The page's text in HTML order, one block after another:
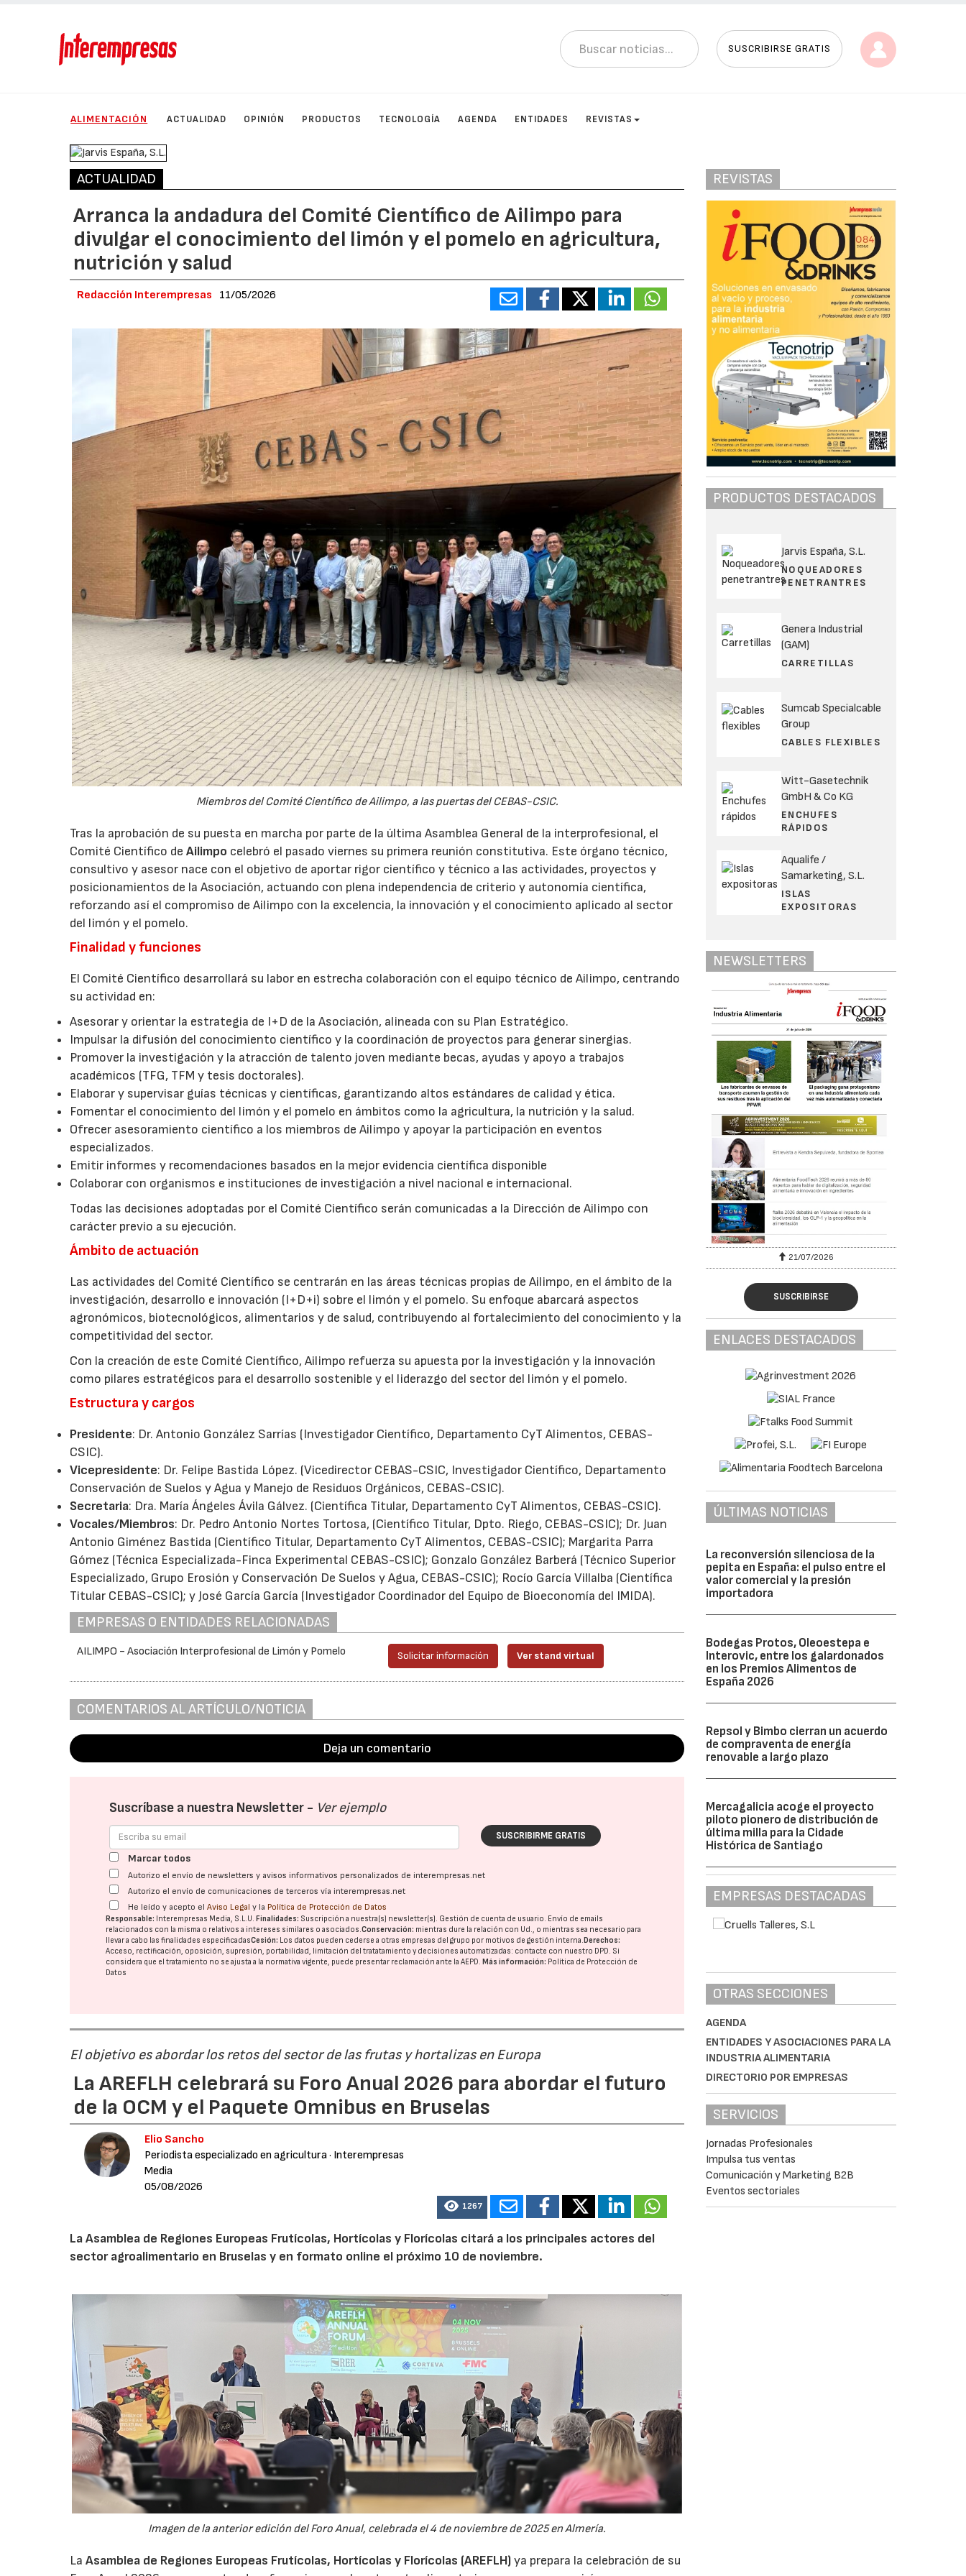
SUSCRIBIRSE GRATIS
ALIMENTACIÓN ACTUALIDAD OPINIÓN PRODUCTOS TECNOLOGÍA AGENDA ENTIDADES REVISTAS
ACTUALIDAD
Arranca la andadura del Comité Científico de Ailimpo para
divulgar el conocimiento del limón y el pomelo en agricultura,
nutrición y salud
Redacción Interempresas 11/05/2026
Miembros del Comité Científico de Ailimpo, a las puertas del CEBAS-CSIC.
Tras la aprobación de su puesta en marcha por parte de la última Asamblea General de la interprofesional, el
Comité Científico deAilimpo celebró el pasado viernes su primera reunión constitutiva. Este órgano técnico,
consultivo y asesor nace con el objetivo de aportar rigor científico y técnico a las actividades, proyectos y
posicionamientos de la Asociación, actuando con plena independencia de criterio y autonomía científica,
reforzando así el compromiso de Ailimpo con la excelencia, la innovación y el conocimiento aplicado al sector
del limón y el pomelo.
Finalidad y funciones
El Comité Científico desarrollará su labor en estrecha colaboración con el equipo técnico de Ailimpo, centrando
su actividad en:
Asesorar y orientar la estrategia de I+D de la Asociación, alineada con su Plan Estratégico.
Impulsar la difusión del conocimiento científico y la coordinación de proyectos para generar sinergias.
Promover la investigación y la atracción de talento joven mediante becas, ayudas y apoyo a trabajos
académicos (TFG, TFM y tesis doctorales).
Elaborar y supervisar guías técnicas y científicas, garantizando altos estándares de calidad y ética.
Fomentar el conocimiento del limón y el pomelo en ámbitos como la agricultura, la nutrición y la salud.
Ofrecer asesoramiento científico a los miembros de Ailimpo y apoyar la participación en eventos
especializados.
Emitir informes y recomendaciones basados en la mejor evidencia científica disponible
Colaborar con organismos e instituciones de investigación a nivel nacional e internacional.
Todas las decisiones adoptadas por el Comité Científico serán comunicadas a la Dirección de Ailimpo con
carácter previo a su ejecución.
Ámbito de actuación
Las actividades del Comité Científico se centrarán en las áreas técnicas propias de Ailimpo, en el ámbito de la
investigación, desarrollo e innovación (I+D+i) sobre el limón y el pomelo. Su enfoque abarcará aspectos
agronómicos, biotecnológicos, alimentarios y de salud, contribuyendo al fortalecimiento del conocimiento y la
competitividad del sector.
Con la creación de este Comité Científico, Ailimpo refuerza su apuesta por la investigación y la innovación
como pilares estratégicos para el desarrollo sostenible y el liderazgo del sector del limón y el pomelo.
Estructura y cargos
Presidente: Dr. Antonio González Sarrías (Investigador Científico, Departamento CyT Alimentos, CEBAS-
CSIC).
Vicepresidente: Dr. Felipe Bastida López. (Vicedirector CEBAS-CSIC, Investigador Científico, Departamento
Conservación de Suelos y Agua y Manejo de Residuos Orgánicos, CEBAS-CSIC).
Secretaria: Dra. María Ángeles Ávila Gálvez. (Científica Titular, Departamento CyT Alimentos, CEBAS-CSIC).
Vocales/Miembros: Dr. Pedro Antonio Nortes Tortosa, (Científico Titular, Dpto. Riego, CEBAS-CSIC); Dr. Juan
Antonio Giménez Bastida (Científico Titular, Departamento CyT Alimentos, CEBAS-CSIC); Margarita Parra
Gómez (Técnica Especializada-Finca Experimental CEBAS-CSIC); Gonzalo González Barberá (Técnico Superior
Especializado, Grupo Erosión y Conservación De Suelos y Agua, CEBAS-CSIC); Rocío García Villalba (Científica
Titular CEBAS-CSIC); y José García García (Investigador Coordinador del Equipo de Bioeconomía del IMIDA).
EMPRESAS O ENTIDADES RELACIONADAS
AILIMPO - Asociación Interprofesional de Limón y Pomelo Solicitar información Ver stand virtual
COMENTARIOS AL ARTÍCULO/NOTICIA
Deja un comentario
Suscríbase a nuestra Newsletter - Ver ejemplo
SUSCRIBIRME GRATIS
Marcar todos
Autorizo el envío de newsletters y avisos informativos personalizados de interempresas.net
Autorizo el envío de comunicaciones de terceros vía interempresas.net
He leído y acepto elAviso Legal y la Política de Protección de Datos
Responsable: Interempresas Media, S.L.U.Finalidades: Suscripción a nuestra(s) newsletter(s). Gestión de cuenta de usuario. Envío de emails
relacionados con la misma o relativos a intereses similares o asociados.Conservación: mientras dure la relación con Ud., o mientras sea necesario para
llevar a cabo las finalidades especificadasCesión: Los datos pueden cederse a otras empresas del grupo por motivos de gestión interna.Derechos:
Acceso, rectificación, oposición, supresión, portabilidad, limitación del tratatamiento y decisiones automatizadas: contacte con nuestro DPD. Si
considera que el tratamiento no se ajusta a la normativa vigente, puede presentar reclamación ante laAEPD.Más información: Política de Protección de
Datos
El objetivo es abordar los retos del sector de las frutas y hortalizas en Europa
La AREFLH celebrará su Foro Anual 2026 para abordar el futuro
de la OCM y el Paquete Omnibus en Bruselas
Elio Sancho
Periodista especializado en agricultura· Interempresas
Media
05/08/2026
1267
La Asamblea de Regiones Europeas Frutícolas, Hortícolas y Florícolas citará a los principales actores del
sector agroalimentario en Bruselas y en formato online el próximo 10 de noviembre.
Imagen de la anterior edición del Foro Anual, celebrada el 4 de noviembre de 2025 en Almería.
LaAsamblea de Regiones Europeas Frutícolas, Hortícolas y Florícolas (AREFLH)ya prepara la celebración de su
REVISTAS
PRODUCTOS DESTACADOS
Jarvis España, S.L.
NOQUEADORES
PENETRANTRES
Genera Industrial
(GAM)
CARRETILLAS
Sumcab Specialcable
Group
CABLES FLEXIBLES
Witt-Gasetechnik
GmbH & Co KG
ENCHUFES
RÁPIDOS
Aqualife /
Samarketing, S.L.
ISLAS
EXPOSITORAS
NEWSLETTERS
21/07/2026
SUSCRIBIRSE
ENLACES DESTACADOS
ÚLTIMAS NOTICIAS
La reconversión silenciosa de la
pepita en España: el pulso entre el
valor comercial y la presión
importadora
Bodegas Protos, Oleoestepa e
Interovic, entre los galardonados
en los Premios Alimentos de
España 2026
Repsol y Bimbo cierran un acuerdo
de compraventa de energía
renovable a largo plazo
Mercagalicia acoge el proyecto
piloto pionero de distribución de
última milla para la Cidade
Histórica de Santiago
EMPRESAS DESTACADAS
OTRAS SECCIONES
AGENDA
ENTIDADES Y ASOCIACIONES PARA LA
INDUSTRIA ALIMENTARIA
DIRECTORIO POR EMPRESAS
SERVICIOS
Jornadas Profesionales
Impulsa tus ventas
Comunicación y Marketing B2B
Eventos sectoriales